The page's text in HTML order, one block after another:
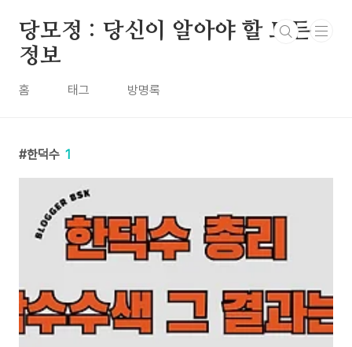
당모정 : 당신이 알아야 할 모든
정보
홈 태그 방명록
한덕수 1